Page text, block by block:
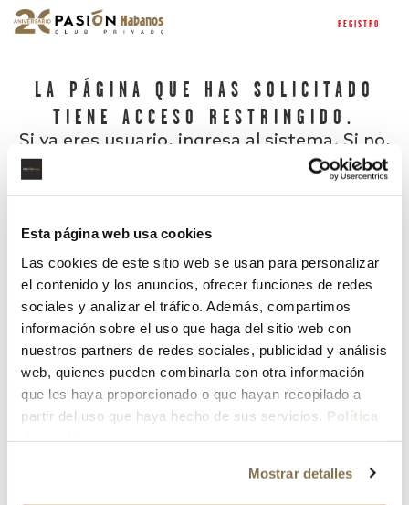
Esta página web usa cookies
Las cookies de este sitio web se usan para personalizar
el contenido y los anuncios, ofrecer funciones de redes
sociales y analizar el tráfico. Además, compartimos
información sobre el uso que haga del sitio web con
nuestros partners de redes sociales, publicidad y análisis
web, quienes pueden combinarla con otra información
que les haya proporcionado o que hayan recopilado a
partir del uso que haya hecho de sus servicios. Política
Mostrar detalles
REGISTRO
LA PÁGINA QUE HAS SOLICITADO
TIENE ACCESO RESTRINGIDO.
Si ya eres usuario, ingresa al sistema. Si no,
¿Has olvidado tu contraseña?